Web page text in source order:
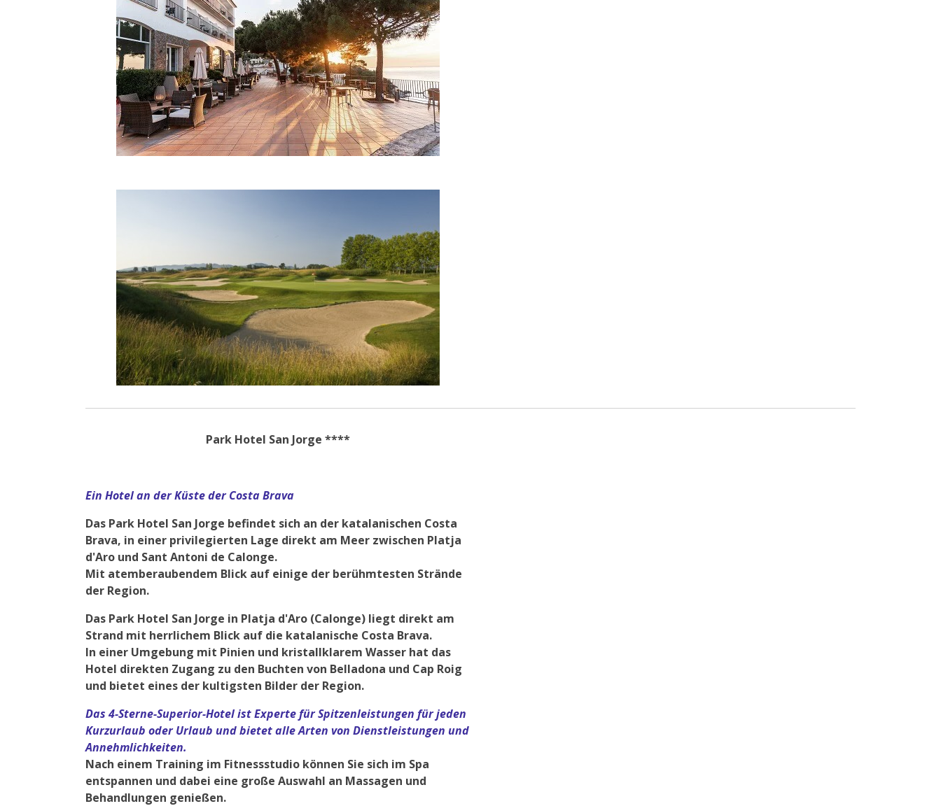
Park Hotel San Jorge ****
Ein Hotel an der Küste der Costa Brava
Das Park Hotel San Jorge befindet sich an der katalanischen Costa
Brava, in einer privilegierten Lage direkt am Meer zwischen Platja
d'Aro und Sant Antoni de Calonge.
Mit atemberaubendem Blick auf einige der berühmtesten Strände
der Region.
Das Park Hotel San Jorge in Platja d'Aro (Calonge) liegt direkt am
Strand mit herrlichem Blick auf die katalanische Costa Brava.
In einer Umgebung mit Pinien und kristallklarem Wasser hat das
Hotel direkten Zugang zu den Buchten von Belladona und Cap Roig
und bietet eines der kultigsten Bilder der Region.
Das 4-Sterne-Superior-Hotel ist Experte für Spitzenleistungen für jeden
Kurzurlaub oder Urlaub und bietet alle Arten von Dienstleistungen und
Annehmlichkeiten.
Nach einem Training im Fitnessstudio können Sie sich im Spa
entspannen und dabei eine große Auswahl an Massagen und
Behandlungen genießen.